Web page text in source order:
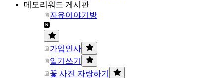
메모리워드 게시판
자유이야기방
가입인사
일기쓰기
꽃 사진 자랑하기